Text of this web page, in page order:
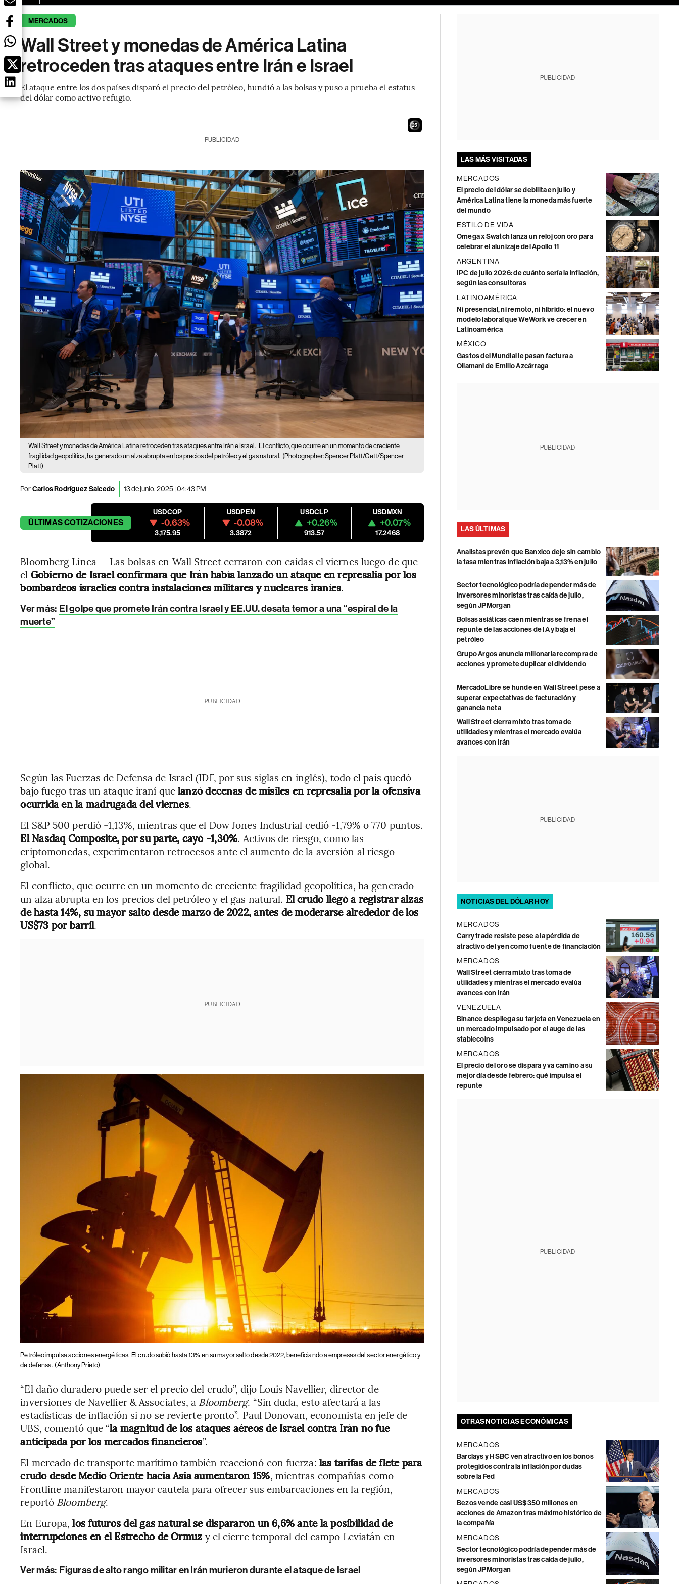
MERCADOS
Wall Street y monedas de América Latina
retroceden tras ataques entre Irán e Israel
El ataque entre los dos países disparó el precio del petróleo, hundió a las bolsas y puso a prueba el estatus
del dólar como activo refugio.
24
PUBLICIDAD
Wall Street y monedas de América Latina retroceden tras ataques entre Irán e Israel. El conflicto, que ocurre en un momento de creciente
fragilidad geopolítica, ha generado un alza abrupta en los precios del petróleo y el gas natural. (Photographer: Spencer Platt/Gett/Spencer
Platt)
PorCarlos Rodríguez Salcedo 13 de junio, 2025 | 04:43 PM
ÚLTIMASCOTIZACIONES
USDCOP
-0.63%
3,175.95
USDPEN
-0.08%
3.3872
USDCLP
+0.26%
913.57
USDMXN
+0.07%
17.2468
Bloomberg Línea — Las bolsas en Wall Street cerraron con caídas el viernes luego de que
el Gobierno de Israel confirmara que Irán había lanzado un ataque en represalia por los
bombardeos israelíes contra instalaciones militares y nucleares iraníes.
Ver más: El golpe que promete Irán contra Israel y EE.UU. desata temor a una “espiral de la
muerte”
PUBLICIDAD
Según las Fuerzas de Defensa de Israel (IDF, por sus siglas en inglés), todo el país quedó
bajo fuego tras un ataque iraní quelanzó decenas de misiles en represalia por la ofensiva
ocurrida en la madrugada del viernes.
El S&P 500 perdió -1,13%, mientras que el Dow Jones Industrial cedió -1,79% o 770 puntos.
El Nasdaq Composite, por su parte, cayó -1,30%. Activos de riesgo, como las
criptomonedas, experimentaron retrocesos ante el aumento de la aversión al riesgo
global.
El conflicto, que ocurre en un momento de creciente fragilidad geopolítica, ha generado
un alza abrupta en los precios del petróleo y el gas natural. El crudo llegó a registrar alzas
de hasta 14%, su mayor salto desde marzo de 2022, antes de moderarse alrededor de los
US$73 por barril.
PUBLICIDAD
Petróleo impulsa acciones energéticas. El crudo subió hasta 13% en su mayor salto desde 2022, beneficiando a empresas del sector energético y
de defensa. (Anthony Prieto)
“El daño duradero puede ser el precio del crudo”, dijo Louis Navellier, director de
inversiones de Navellier & Associates, a Bloomberg. “Sin duda, esto afectará a las
estadísticas de inflación si no se revierte pronto”. Paul Donovan, economista en jefe de
UBS, comentó que “la magnitud de los ataques aéreos de Israel contra Irán no fue
anticipada por los mercados financieros”.
El mercado de transporte marítimo también reaccionó con fuerza: las tarifas de flete para
crudo desde Medio Oriente hacia Asia aumentaron 15%, mientras compañías como
Frontline manifestaron mayor cautela para ofrecer sus embarcaciones en la región,
reportó Bloomberg.
En Europa,los futuros del gas natural se dispararon un 6,6% ante la posibilidad de
interrupciones en el Estrecho de Ormuz y el cierre temporal del campo Leviatán en
Israel.
Ver más: Figuras de alto rango militar en Irán murieron durante el ataque de Israel
PUBLICIDAD
LAS MÁS VISITADAS
MERCADOS
El precio del dólar se debilita en julio y
América Latina tiene la moneda más fuerte
del mundo
ESTILO DE VIDA
Omega x Swatch lanza un reloj con oro para
celebrar el alunizaje del Apollo 11
ARGENTINA
IPC de julio 2026: de cuánto sería la inflación,
según las consultoras
LATINOAMÉRICA
Ni presencial, ni remoto, ni híbrido: el nuevo
modelo laboral que WeWork ve crecer en
Latinoamérica
MÉXICO
Gastos del Mundial le pasan factura a
Ollamani de Emilio Azcárraga
PUBLICIDAD
LAS ÚLTIMAS
Analistas prevén que Banxico deje sin cambio
la tasa mientras inflación baja a 3,13% en julio
Sector tecnológico podría depender más de
inversores minoristas tras caída de julio,
según JPMorgan
Bolsas asiáticas caen mientras se frena el
repunte de las acciones de IA y baja el
petróleo
Grupo Argos anuncia millonaria recompra de
acciones y promete duplicar el dividendo
MercadoLibre se hunde en Wall Street pese a
superar expectativas de facturación y
ganancia neta
Wall Street cierra mixto tras toma de
utilidades y mientras el mercado evalúa
avances con Irán
PUBLICIDAD
NOTICIAS DEL DÓLAR HOY
MERCADOS
Carry trade resiste pese a la pérdida de
atractivo del yen como fuente de financiación
MERCADOS
Wall Street cierra mixto tras toma de
utilidades y mientras el mercado evalúa
avances con Irán
VENEZUELA
Binance despliega su tarjeta en Venezuela en
un mercado impulsado por el auge de las
stablecoins
MERCADOS
El precio del oro se dispara y va camino a su
mejor día desde febrero: qué impulsa el
repunte
PUBLICIDAD
OTRAS NOTICIAS ECONÓMICAS
MERCADOS
Barclays y HSBC ven atractivo en los bonos
protegidos contra la inflación por dudas
sobre la Fed
MERCADOS
Bezos vende casi US$350 millones en
acciones de Amazon tras máximo histórico de
la compañía
MERCADOS
Sector tecnológico podría depender más de
inversores minoristas tras caída de julio,
según JPMorgan